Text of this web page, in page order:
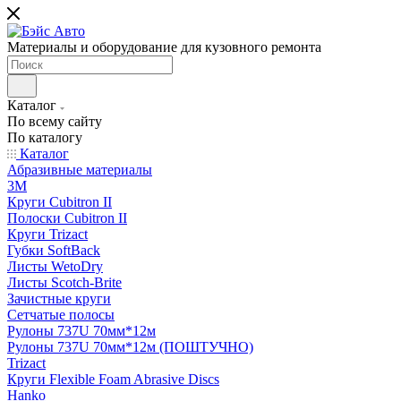
Материалы и оборудование для кузовного ремонта
Каталог
По всему сайту
По каталогу
Каталог
Абразивные материалы
3M
Круги Cubitron II
Полоски Cubitron II
Круги Trizact
Губки SoftBack
Листы WetoDry
Листы Scotch-Brite
Зачистные круги
Сетчатые полосы
Рулоны 737U 70мм*12м
Рулоны 737U 70мм*12м (ПОШТУЧНО)
Trizact
Круги Flexible Foam Abrasive Discs
Hanko